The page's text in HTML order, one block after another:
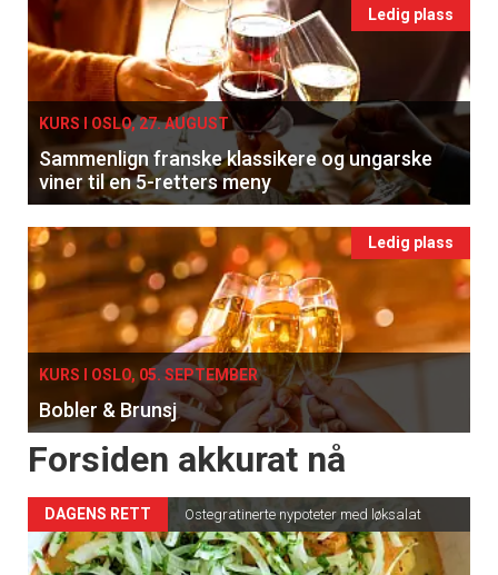
Ledig plass
KURS I OSLO, 27. AUGUST
Sammenlign franske klassikere og ungarske
viner til en 5-retters meny
Ledig plass
KURS I OSLO, 05. SEPTEMBER
Bobler & Brunsj
Forsiden akkurat nå
DAGENS RETT Ostegratinerte nypoteter med løksalat